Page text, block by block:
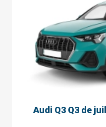
Audi Q3 Q3 de